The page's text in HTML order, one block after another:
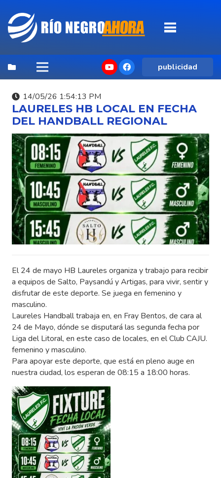
publicidad
14/05/26 1:54:13 PM
LAURELES HB LOCAL EN FECHA
DEL HANDBALL REGIONAL
El 24 de mayo HB Laureles organiza y trabajo para recibir
a equipos de Salto, Paysandú y Artigas, para vivir, sentir y
disfrutar de este deporte. Se juega en femenino y
masculino.
Laureles Handball trabaja en, en Fray Bentos, de cara al
24 de Mayo, dónde se disputará las segunda fecha por
Liga del Litoral, en este caso de locales, en el Club CAJU.
femenino y masculino.
Para apoyar este deporte, que está en pleno auge en
nuestra ciudad, los esperan de 08:15 a 18:00 horas.